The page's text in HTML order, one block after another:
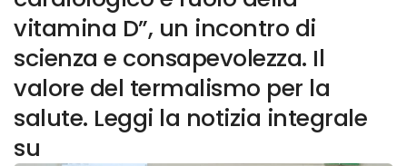
vitamina D”, un incontro di
scienza e consapevolezza. Il
valore del termalismo per la
salute. Leggi la notizia integrale
su